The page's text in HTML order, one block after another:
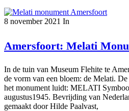
8 november 2021 In
Amersfoort: Melati
In de tuin van Museum Flehite te
de vorm van een bloem: de Melati.
het monument luidt: MELATI
augustus1945. Bevrijding van
gemaakt door Hilde Paalvast,